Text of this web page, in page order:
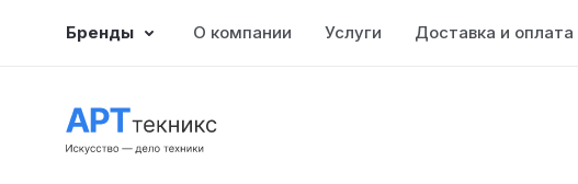
Бренды О компании Услуги Доставка и оплата